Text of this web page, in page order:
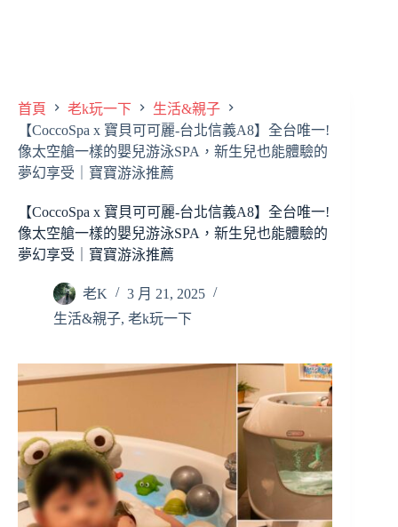
首頁 老k玩一下
生活&親子
【CoccoSpa x 寶貝可可麗-台北信義A8】全台唯一!
像太空艙一樣的嬰兒游泳SPA，新生兒也能體驗的
夢幻享受｜寶寶游泳推薦
【CoccoSpa x 寶貝可可麗-台北信義A8】全台唯一!
像太空艙一樣的嬰兒游泳SPA，新生兒也能體驗的
夢幻享受｜寶寶游泳推薦
老K
3 月 21, 2025
生活&親子, 老k玩一下